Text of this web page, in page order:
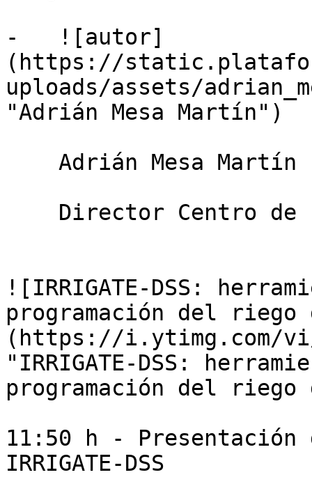
-   ![autor]
(https://
uploads/assets/
"Adrián Mesa Martín")
![IRRIGATE-DSS:
programación del riego
(https://i.ytimg.com/vi/
"IRRIGATE-DSS:
programación del
11:50 h - Presentación
IRRIGATE-DSS